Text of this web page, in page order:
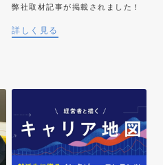
弊社取材記事が掲載されました！
詳しく見る